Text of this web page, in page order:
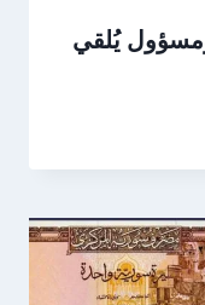
ومسؤول يُلقي